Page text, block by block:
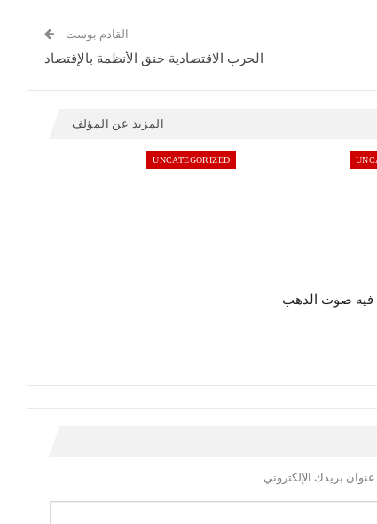
القادم بوست
الحرب الاقتصادية خنق الأنظمة بالإقتصاد
المزيد عن المؤلف
فيه صوت الدهب
UNCATEGORIZED
بريدك الإلكتروني.